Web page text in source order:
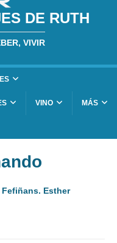
DE RUTH
VIVIR
VINO MÁS
Fefiñans. Esther